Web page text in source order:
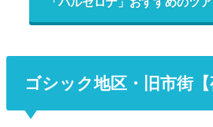
「バルセロナ」おすすめのツ
ゴシック地区・旧市街【